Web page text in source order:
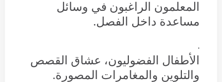
المعلمون الراغبون في وسائل
مساعدة داخل الفصل.
الأطفال الفضوليون، عشاق القصص
والتلوين والمغامرات المصورة.